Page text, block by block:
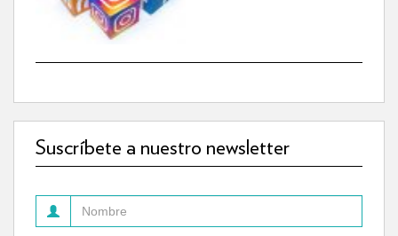
Suscríbete a nuestro newsletter